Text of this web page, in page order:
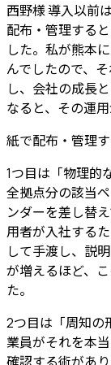
西野様導入以前
配布・管理する
した。 私が熊本
んでしたので、
し、会社の成長
なると、その運
紙で配布・管理
1つ目は「物理的
全拠点分の該当
ンダーを差し替
用者が入社する
して手渡し、説
が増えるほど、
た。
2つ目は「周知の
業員がそれを本
確認する術があ